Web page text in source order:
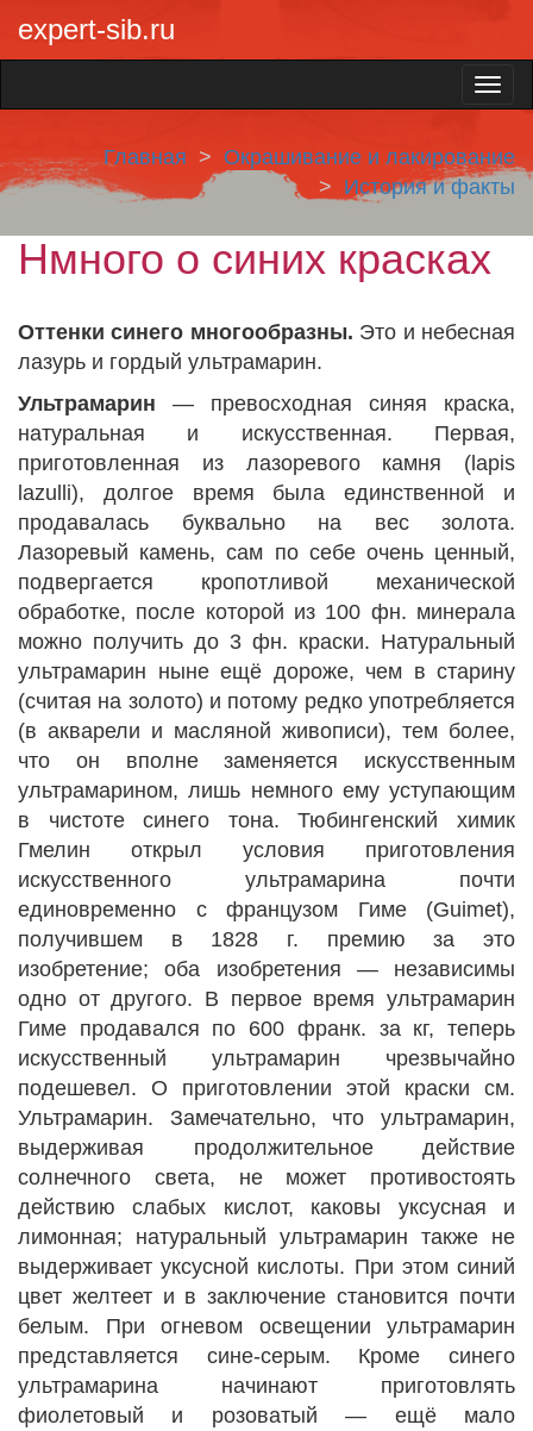
expert-sib.ru
Главная
Окрашивание и лакирование
История и факты
Нмного о синих красках
Оттенки синего многообразны. Это и небесная
лазурь и гордый ультрамарин.
Ультрамарин — превосходная синяя краска,
натуральная и искусственная. Первая,
приготовленная из лазоревого камня (lapis
lazulli), долгое время была единственной и
продавалась буквально на вес золота.
Лазоревый камень, сам по себе очень ценный,
подвергается кропотливой механической
обработке, после которой из 100 фн. минерала
можно получить до 3 фн. краски. Натуральный
ультрамарин ныне ещё дороже, чем в старину
(считая на золото) и потому редко употребляется
(в акварели и масляной живописи), тем более,
что он вполне заменяется искусственным
ультрамарином, лишь немного ему уступающим
в чистоте синего тона. Тюбингенский химик
Гмелин открыл условия приготовления
искусственного ультрамарина почти
единовременно с французом Гиме (Guimet),
получившем в 1828 г. премию за это
изобретение; оба изобретения — независимы
одно от другого. В первое время ультрамарин
Гиме продавался по 600 франк. за кг, теперь
искусственный ультрамарин чрезвычайно
подешевел. О приготовлении этой краски см.
Ультрамарин. Замечательно, что ультрамарин,
выдерживая продолжительное действие
солнечного света, не может противостоять
действию слабых кислот, каковы уксусная и
лимонная; натуральный ультрамарин также не
выдерживает уксусной кислоты. При этом синий
цвет желтеет и в заключение становится почти
белым. При огневом освещении ультрамарин
представляется сине-серым. Кроме синего
ультрамарина начинают приготовлять
фиолетовый и розоватый — ещё мало